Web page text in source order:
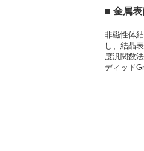
■ 金属
非磁性体
し、結晶
度汎関数
ディッド